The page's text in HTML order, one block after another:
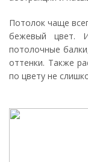
Потолок чаще
бежевый цвет.
потолочные
оттенки. Также
по цвету не